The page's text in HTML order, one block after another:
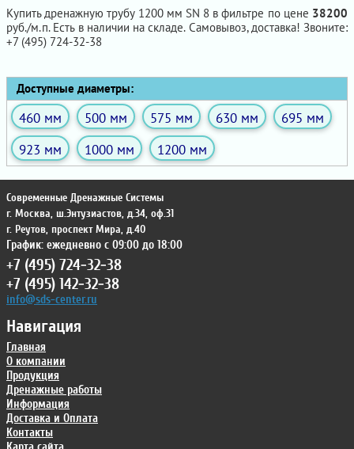
Купить дренажную трубу 1200 мм SN 8 в фильтре по цене 38200
руб./м.п. Есть в наличии на складе. Самовывоз, доставка! Звоните:
+7 (495) 724-32-38
Доступные диаметры:
460 мм 500 мм 575 мм 630 мм
695 мм
923 мм
1000 мм 1200 мм
Навигация
Главная
О компании
Продукция
Дренажные работы
Информация
Доставка и Оплата
Контакты
Современные Дренажные Системы
г. Москва, ш.Энтузиастов, д.34, оф.31
г. Реутов, проспект Мира, д.40
График: ежедневно с 09:00 до 18:00
+7 (495) 724-32-38
+7 (495) 142-32-38
info@sds-center.ru